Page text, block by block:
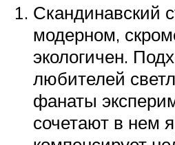
Скандинавский
модерном,
экологичен.
любителей
фанаты
сочетают в нем